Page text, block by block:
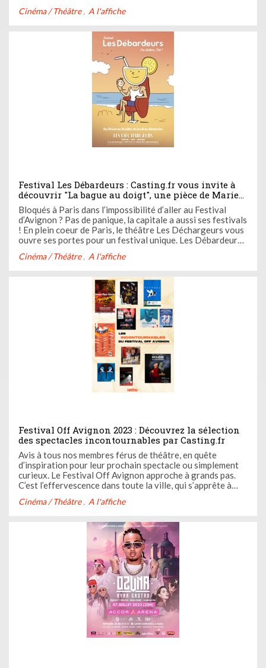
des places pour découvrir cette pépite.
Cinéma / Théâtre A l'affiche
Festival Les Débardeurs : Casting.fr vous invite à
découvrir "La bague au doigt", une pièce de Marie
Cantin à retrouver au théâtre des Déchargeurs
Bloqués à Paris dans l’impossibilité d’aller au Festival
d’Avignon ? Pas de panique, la capitale a aussi ses festivals
! En plein coeur de Paris, le théâtre Les Déchargeurs vous
ouvre ses portes pour un festival unique. Les Débardeurs,
un été placé sous le signe de l'art. Des ...
Cinéma / Théâtre A l'affiche
Festival Off Avignon 2023 : Découvrez la sélection
des spectacles incontournables par Casting.fr
Avis à tous nos membres férus de théâtre, en quête
d’inspiration pour leur prochain spectacle ou simplement
curieux. Le Festival Off Avignon approche à grands pas.
C’est l’effervescence dans toute la ville, qui s’apprête à
Mais que voir ? Casting.fr vous a préparé une sélection de
Cinéma / Théâtre A l'affiche